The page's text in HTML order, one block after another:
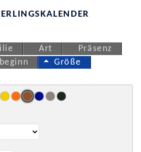
Art
Präsenz
Größe